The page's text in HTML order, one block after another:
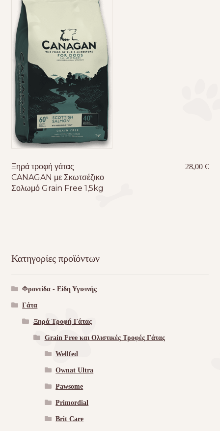
Ξηρά τροφή γάτας
CANAGAN με Σκωτσέζικο
Σολωμό Grain Free 1,5kg
28,00€
Κατηγορίες προϊόντων
Φροντίδα - Είδη Υγιεινής
Γάτα
Ξηρά Τροφή Γάτας
Grain Free και Ολιστικές Τροφές Γάτας
Wellfed
Ownat Ultra
Pawsome
Primordial
Brit Care